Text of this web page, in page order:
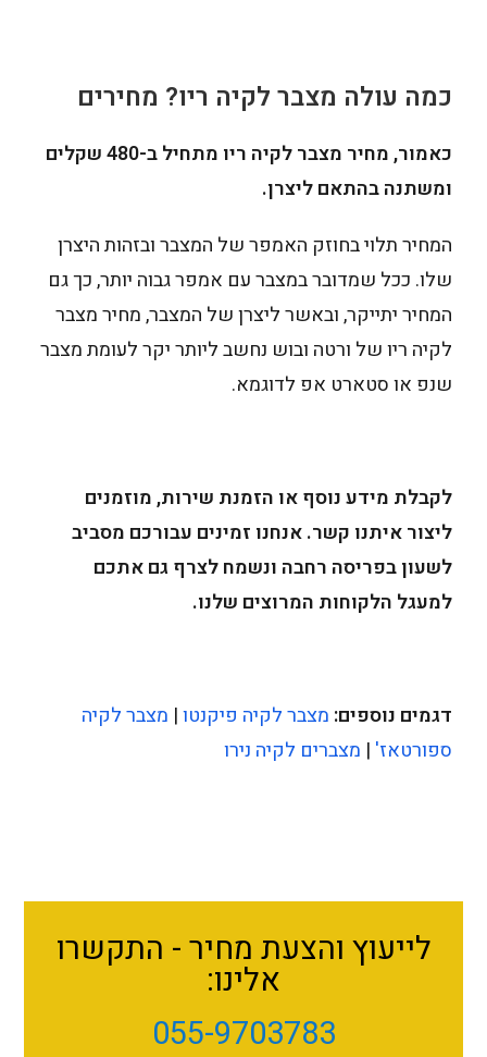
כמה עולה מצבר לקיה ריו? מחירים
כאמור, מחיר מצבר לקיה ריו מתחיל ב-480 שקלים
ומשתנה בהתאם ליצרן.
המחיר תלוי בחוזק האמפר של המצבר ובזהות היצרן
שלו. ככל שמדובר במצבר עם אמפר גבוה יותר, כך גם
המחיר יתייקר, ובאשר ליצרן של המצבר, מחיר מצבר
לקיה ריו של ורטה ובוש נחשב ליותר יקר לעומת מצבר
שנפ או סטארט אפ לדוגמא.
לקבלת מידע נוסף או הזמנת שירות, מוזמנים
ליצור איתנו קשר. אנחנו זמינים עבורכם מסביב
לשעון בפריסה רחבה ונשמח לצרף גם אתכם
למעגל הלקוחות המרוצים שלנו.
דגמים נוספים: מצבר לקיה פיקנטו| מצבר לקיה
ספורטאז' | מצברים לקיה נירו
לייעוץ והצעת מחיר - התקשרו
אלינו:
055-9703783